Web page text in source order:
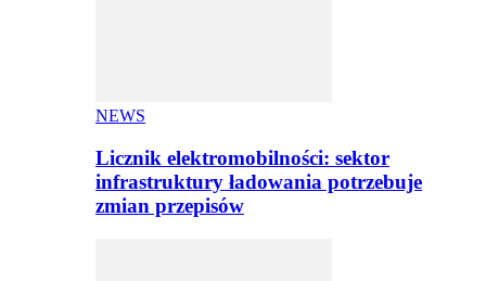
NEWS
Licznik elektromobilności: sektor
infrastruktury ładowania potrzebuje
zmian przepisów